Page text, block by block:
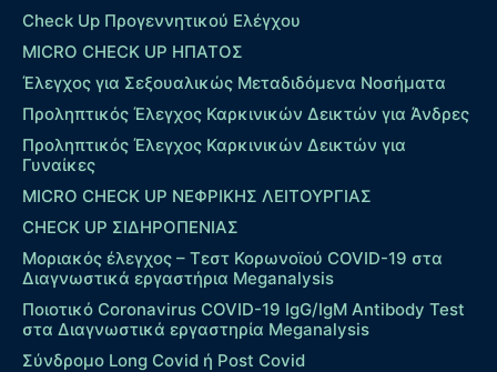
Check Up Προγεννητικού Ελέγχου
MICRO CHECK UP HΠΑΤΟΣ
Έλεγχος για Σεξουαλικώς Μεταδιδόμενα Νοσήματα
Προληπτικός Έλεγχος Καρκινικών Δεικτών για Άνδρες
Προληπτικός Έλεγχος Καρκινικών Δεικτών για
Γυναίκες
MICRO CHECK UP ΝΕΦΡΙΚΗΣ ΛΕΙΤΟΥΡΓΙΑΣ
CHECK UP ΣΙΔΗΡΟΠΕΝΙΑΣ
Μοριακός έλεγχος – Τεστ Κορωνοϊού COVID-19 στα
Διαγνωστικά εργαστήρια Meganalysis
Ποιοτικό Coronavirus COVID-19 IgG/IgM Antibody Test
στα Διαγνωστικά εργαστηρία Meganalysis
Σύνδρομο Long Covid ή Post Covid